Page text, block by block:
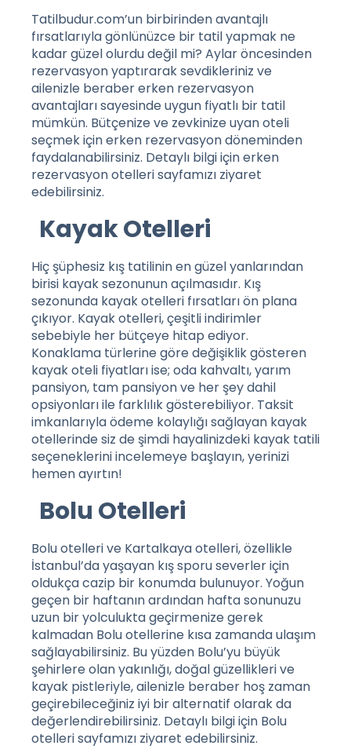
Tatilbudur.com’un birbirinden avantajlı
fırsatlarıyla gönlünüzce bir tatil yapmak ne
kadar güzel olurdu değil mi? Aylar öncesinden
rezervasyon yaptırarak sevdikleriniz ve
ailenizle beraber erken rezervasyon
avantajları sayesinde uygun fiyatlı bir tatil
mümkün. Bütçenize ve zevkinize uyan oteli
seçmek için erken rezervasyon döneminden
faydalanabilirsiniz. Detaylı bilgi içinerken
rezervasyon otellerisayfamızı ziyaret
edebilirsiniz.
Kayak Otelleri
Hiç şüphesiz kış tatilinin en güzel yanlarından
birisi kayak sezonunun açılmasıdır. Kış
sezonunda kayak otelleri fırsatları ön plana
çıkıyor. Kayak otelleri, çeşitli indirimler
sebebiyle her bütçeye hitap ediyor.
Konaklama türlerine göre değişiklik gösteren
kayak oteli fiyatları ise; oda kahvaltı, yarım
pansiyon, tam pansiyon ve her şey dahil
opsiyonları ile farklılık gösterebiliyor. Taksit
imkanlarıyla ödeme kolaylığı sağlayan kayak
otellerindesiz de şimdi hayalinizdeki kayak tatili
seçeneklerini incelemeye başlayın, yerinizi
hemen ayırtın!
Bolu Otelleri
Bolu otelleri ve Kartalkaya otelleri, özellikle
İstanbul’da yaşayan kış sporu severler için
oldukça cazip bir konumda bulunuyor. Yoğun
geçen bir haftanın ardından hafta sonunuzu
uzun bir yolculukta geçirmenize gerek
kalmadan Bolu otellerine kısa zamanda ulaşım
sağlayabilirsiniz. Bu yüzden Bolu’yu büyük
şehirlere olan yakınlığı, doğal güzellikleri ve
kayak pistleriyle, ailenizle beraber hoş zaman
geçirebileceğiniz iyi bir alternatif olarak da
değerlendirebilirsiniz. Detaylı bilgi için Bolu
otellerisayfamızı ziyaret edebilirsiniz.